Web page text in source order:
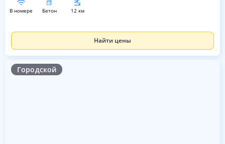
в номере бетон 12 км
Найти цены
Городской